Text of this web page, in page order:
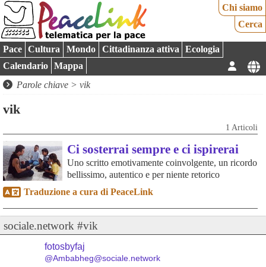
Chi siamo
Cerca
Pace Cultura Mondo Cittadinanza attiva
Ecologia
Calendario
Mappa
Parole chiave > vik
vik
1 Articoli
Ci sosterrai sempre e ci ispirerai
Uno scritto emotivamente coinvolgente, un ricordo
bellissimo, autentico e per niente retorico
Traduzione a cura di PeaceLink
sociale.network #vik
fotosbyfaj
@Ambabheg@sociale.network